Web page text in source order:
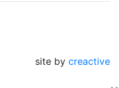
site by creactive